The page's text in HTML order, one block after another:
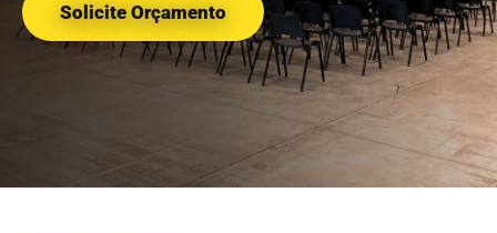
Solicite Orçamento